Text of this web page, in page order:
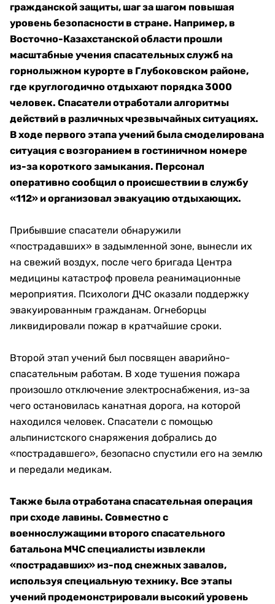
гражданской защиты, шаг за шагом повышая
уровень безопасности в стране. Например, в
Восточно-Казахстанской области прошли
масштабные учения спасательных служб на
горнолыжном курорте в Глубоковском районе,
где круглогодично отдыхают порядка 3000
человек. Спасатели отработали алгоритмы
действий в различных чрезвычайных ситуациях.
В ходе первого этапа учений была смоделирована
ситуация с возгоранием в гостиничном номере
из-за короткого замыкания. Персонал
оперативно сообщил о происшествии в службу
«112» и организовал эвакуацию отдыхающих.
Прибывшие спасатели обнаружили
«пострадавших» в задымленной зоне, вынесли их
на свежий воздух, после чего бригада Центра
медицины катастроф провела реанимационные
мероприятия. Психологи ДЧС оказали поддержку
эвакуированным гражданам. Огнеборцы
ликвидировали пожар в кратчайшие сроки.
Второй этап учений был посвящен аварийно-
спасательным работам. В ходе тушения пожара
произошло отключение электроснабжения, из-за
чего остановилась канатная дорога, на которой
находился человек. Спасатели с помощью
альпинистского снаряжения добрались до
«пострадавшего», безопасно спустили его на землю
и передали медикам.
Также была отработана спасательная операция
при сходе лавины. Совместно с
военнослужащими второго спасательного
батальона МЧС специалисты извлекли
«пострадавших» из-под снежных завалов,
используя специальную технику. Все этапы
учений продемонстрировали высокий уровень